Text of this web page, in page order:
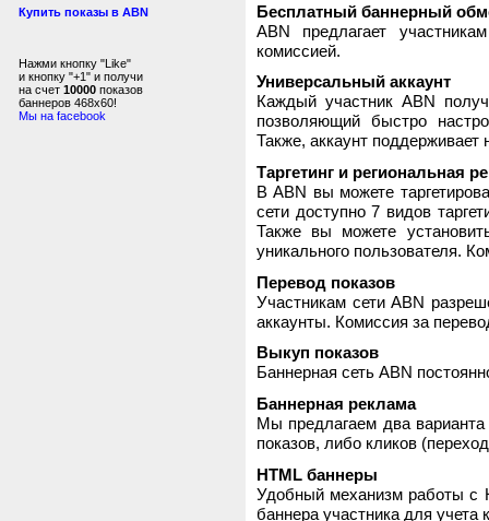
Купить показы в ABN
Нажми кнопку "Like"
и кнопку "+1" и получи
на счет 10000 показов
баннеров 468x60!
Мы на facebook
Бесплатный баннерный
ABN предлагает
комиссией.
Универсальный аккаунт
Каждый участник ABN
позволяющий быстро
Также, аккаунт поддерживает
Таргетинг и региональная
В ABN вы можете
сети доступно 7 видов
Также вы можете
уникального пользователя.
Перевод показов
Участникам сети ABN
аккаунты. Комиссия за
Выкуп показов
Баннерная сеть ABN
Баннерная реклама
Мы предлагаем два
показов, либо кликов
HTML баннеры
Удобный механизм работы с
баннера участника для